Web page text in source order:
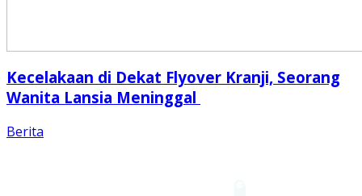
Kecelakaan di Dekat Flyover Kranji, Seorang
Wanita Lansia Meninggal
Berita